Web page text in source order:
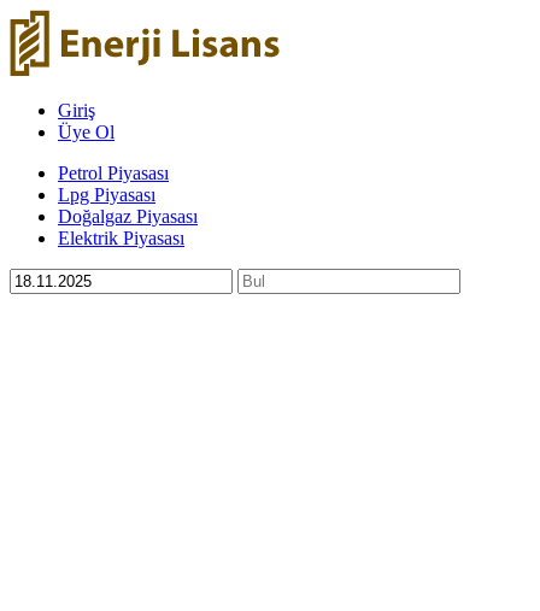
Giriş
Üye Ol
Petrol Piyasası
Lpg Piyasası
Doğalgaz Piyasası
Elektrik Piyasası